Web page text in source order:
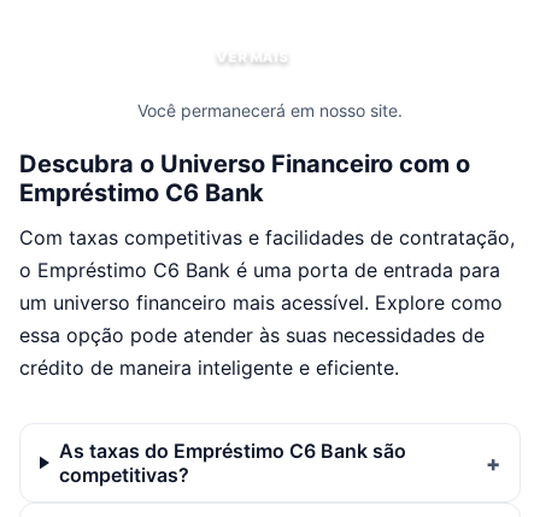
VER MAIS
Você permanecerá em nosso site.
Descubra o Universo Financeiro com o
Empréstimo C6 Bank
Com taxas competitivas e facilidades de contratação,
o Empréstimo C6 Bank é uma porta de entrada para
um universo financeiro mais acessível. Explore como
essa opção pode atender às suas necessidades de
crédito de maneira inteligente e eficiente.
As taxas do Empréstimo C6 Bank são
competitivas?